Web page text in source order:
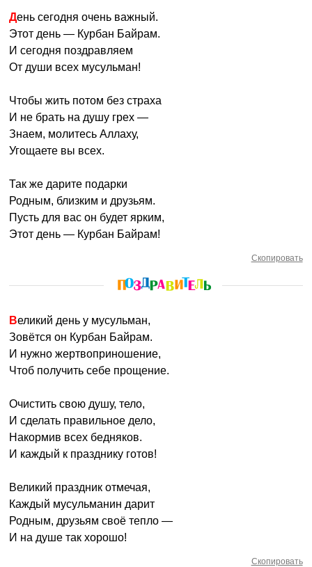
День сегодня очень важный.
Этот день — Курбан Байрам.
И сегодня поздравляем
От души всех мусульман!
Чтобы жить потом без страха
И не брать на душу грех —
Знаем, молитесь Аллаху,
Угощаете вы всех.
Так же дарите подарки
Родным, близким и друзьям.
Пусть для вас он будет ярким,
Этот день — Курбан Байрам!
Скопировать
Великий день у мусульман,
Зовётся он Курбан Байрам.
И нужно жертвоприношение,
Чтоб получить себе прощение.
Очистить свою душу, тело,
И сделать правильное дело,
Накормив всех бедняков.
И каждый к празднику готов!
Великий праздник отмечая,
Каждый мусульманин дарит
Родным, друзьям своё тепло —
И на душе так хорошо!
Скопировать